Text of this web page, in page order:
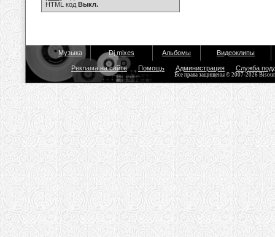
HTML код Выкл.
Музыка Dj mixes Альбомы Видеоклипы
Реклама на сайте Помощь Администрация Служба
Все права защищены © 2007-2026